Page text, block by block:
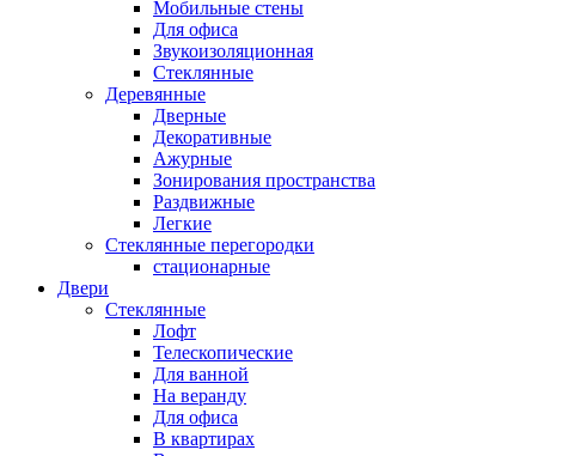
Мобильные стены
Для офиса
Звукоизоляционная
Стеклянные
Деревянные
Дверные
Декоративные
Ажурные
Зонирования пространства
Раздвижные
Легкие
Стеклянные перегородки
стационарные
Двери
Стеклянные
Лофт
Телескопические
Для ванной
На веранду
Для офиса
В квартирах